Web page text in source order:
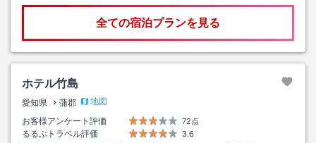
全ての宿泊プランを見る
ホテル竹島
愛知県 蒲郡
地図
お客様アンケート評価
72点
るるぶトラベル評価
3.6